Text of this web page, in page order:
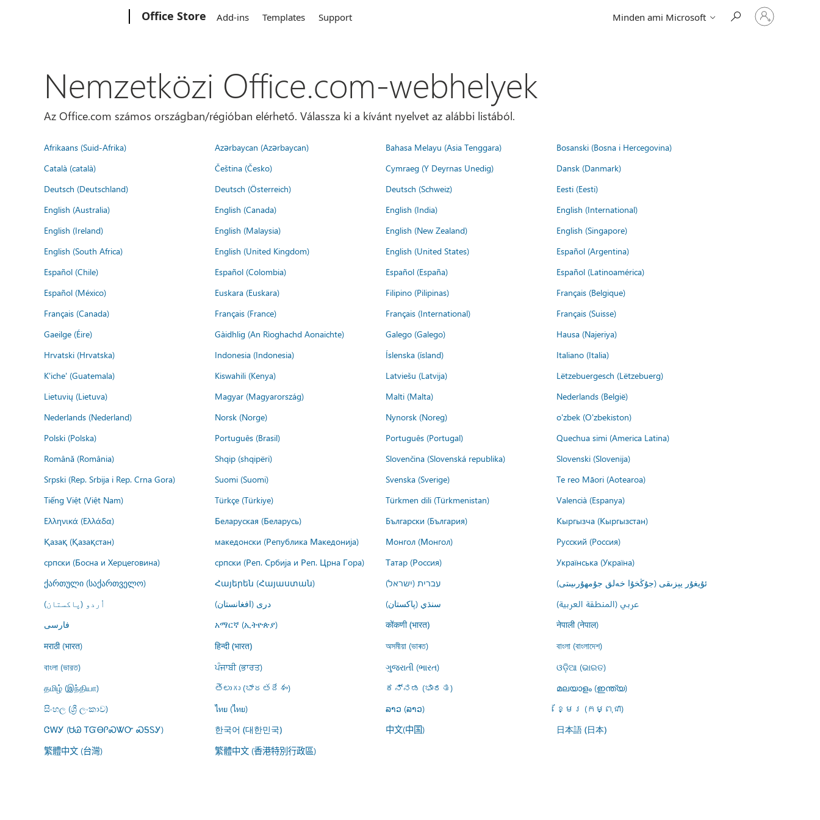
Office Store Add-ins Templates Support Minden ami Microsoft
Jelentkezzen
be
Nemzetközi Office.com-webhelyek
Az Office.com számos országban/régióban elérhető. Válassza ki a kívánt nyelvet az alábbi listából.
Afrikaans (Suid-Afrika) Azərbaycan (Azərbaycan) Bahasa Melayu (Asia Tenggara)
Bosanski (Bosna i Hercegovina)
Català (català)
Čeština (Česko) Cymraeg (Y Deyrnas Unedig)
Dansk (Danmark)
Deutsch (Deutschland)
Deutsch (Österreich) Deutsch (Schweiz)
Eesti (Eesti)
English (Australia)
English (Canada) English (India)
English (International)
English (Ireland)
English (Malaysia) English (New Zealand)
English (Singapore)
English (South Africa)
English (United Kingdom) English (United States)
Español (Argentina)
Español (Chile)
Español (Colombia) Español (España)
Español (Latinoamérica)
Español (México)
Euskara (Euskara) Filipino (Pilipinas)
Français (Belgique)
Français (Canada)
Français (France) Français (International)
Français (Suisse)
Gaeilge (Éire)
Gàidhlig (An Rìoghachd Aonaichte) Galego (Galego)
Hausa (Najeriya)
Hrvatski (Hrvatska)
Indonesia (Indonesia) Íslenska (ísland)
Italiano (Italia)
K'iche' (Guatemala)
Kiswahili (Kenya) Latviešu (Latvija)
Lëtzebuergesch (Lëtzebuerg)
Lietuvių (Lietuva)
Magyar (Magyarország) Malti (Malta)
Nederlands (België)
Nederlands (Nederland)
Norsk (Norge) Nynorsk (Noreg)
o'zbek (O'zbekiston)
Polski (Polska)
Português (Brasil) Português (Portugal)
Quechua simi (America Latina)
Română (România)
Shqip (shqipëri) Slovenčina (Slovenská republika)
Slovenski (Slovenija)
Srpski (Rep. Srbija i Rep. Crna Gora)
Suomi (Suomi) Svenska (Sverige)
Te reo Māori (Aotearoa)
Tiếng Việt (Việt Nam)
Türkçe (Türkiye) Türkmen dili (Türkmenistan)
Valencià (Espanya)
Ελληνικά (Ελλάδα)
Беларуская (Беларусь) Български (България)
Кыргызча (Кыргызстан)
Қазақ (Қазақстан)
македонски (Република Македонија) Монгол (Монгол)
Русский (Россия)
српски (Босна и Херцеговина)
српски (Реп. Србија и Реп. Црна Гора) Татар (Россия)
Українська (Україна)
ქართული (საქართველო)
Հայերեն (Հայաստան) עברית (ישראל)
ئۇيغۇر يېزىقى (جۇڭخۇا خەلق جۇمھۇرىيىتى)
اُردو (پاکستان)
درى (افغانستان) سنڌي (پاکستان)
عربي (المنطقة العربية)
فارسى
አማርኛ (ኢትዮጵያ) कोंकणी (भारत)
नेपाली (नेपाल)
मराठी (भारत)
हिन्दी (भारत) অসমীয়া (ভাৰত)
বাংলা (বাংলাদেশ)
বাংলা (ভারত)
ਪੰਜਾਬੀ (ਭਾਰਤ) ગુજરાતી (ભારત)
ଓଡ଼ିଆ (ଭାରତ)
தமிழ் (இந்தியா)
తెలుగు (భారతదేశం) ಕನ್ನಡ (ಭಾರತ)
മലയാളം (ഇന്ത്യ)
සිංහල (ශ්‍රී ලංකාව)
ไทย (ไทย) ລາວ (ລາວ)
ខ្មែរ (កម្ពុជា)
ᏣᎳᎩ (ᏌᏊ ᎢᏳᎾᎵᏍᏔᏅ ᏍᎦᏚᎩ)
한국어 (대한민국) 中文(中国) 日本語 (日本)
繁體中文 (台灣) 繁體中文 (香港特別行政區)